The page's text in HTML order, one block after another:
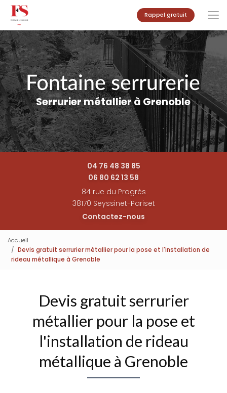
Aller
contenu
principal
Rappel gratuit
Serrurier métallier à Grenoble
04 76 48 38 85
06 80 62 13 58
84 rue du Progrès
38170 Seyssinet-Pariset
Contactez-nous
Accueil
Devis gratuit serrurier métallier pour la pose et l'installation de
rideau métallique à Grenoble
Devis gratuit serrurier
métallier pour la pose et
l'installation de rideau
métallique à Grenoble